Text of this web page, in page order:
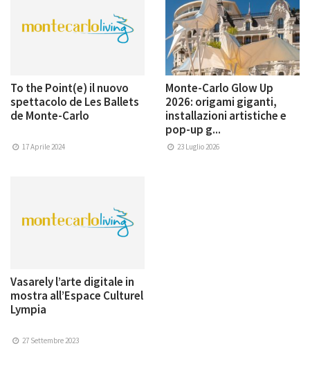
To the Point(e) il nuovo
spettacolo de Les Ballets
de Monte-Carlo
17 Aprile 2024
Monte-Carlo Glow Up
2026: origami giganti,
installazioni artistiche e
pop-up g...
23 Luglio 2026
Vasarely l’arte digitale in
mostra all’Espace Culturel
Lympia
27 Settembre 2023